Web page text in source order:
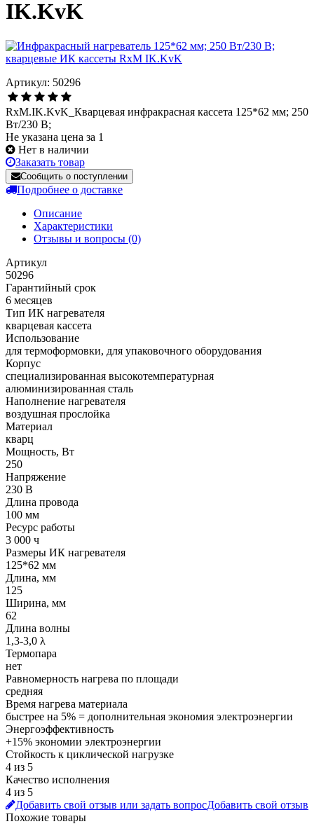
IK.KvK
Артикул: 50296
RxM.IK.KvK_Кварцевая инфракрасная кассета 125*62 мм; 250
Вт/230 В;
Не указана цена за 1
Нет в наличии
Заказать товар
Сообщить о поступлении
Подробнее о доставке
Описание
Характеристики
Отзывы и вопросы (0)
Артикул
50296
Гарантийный срок
6 месяцев
Тип ИК нагревателя
кварцевая кассета
Использование
для термоформовки, для упаковочного оборудования
Корпус
cпециализированная высокотемпературная
алюминизированная сталь
Наполнение нагревателя
воздушная прослойка
Материал
кварц
Мощность, Вт
250
Напряжение
230 В
Длина провода
100 мм
Ресурс работы
3 000 ч
Размеры ИК нагревателя
125*62 мм
Длина, мм
125
Ширина, мм
62
Длина волны
1,3-3,0 λ
Термопара
нет
Равномерность нагрева по площади
средняя
Время нагрева материала
быстрее на 5% = дополнительная экономия электроэнергии
Энергоэффективность
+15% экономии электроэнергии
Стойкость к циклической нагрузке
4 из 5
Качество исполнения
4 из 5
Добавить свой отзыв или задать вопросДобавить свой отзыв
Похожие товары